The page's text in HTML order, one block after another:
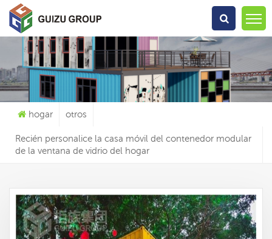
Qué Estás Buscando?
hogar otros
Recién personalice la casa móvil del contenedor modular
de la ventana de vidrio del hogar